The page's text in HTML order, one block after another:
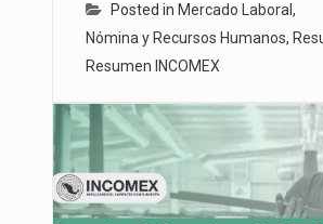
Posted in Mercado Laboral ,
Nómina y Recursos Humanos,
Resumen INCOMEX